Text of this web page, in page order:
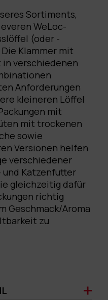
Sortiments,
WeLoc-
(oder -
Klammer mit
verschiedenen
Anforderungen
kleineren Löffel
mit
mit trockenen
sowie
Versionen helfen
verschiedener
und Katzenfutter
gleichzeitig dafür
richtig
Geschmack/Aroma
zu
ML